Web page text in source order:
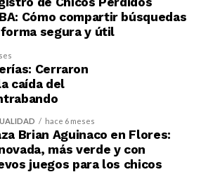
Cómo compartir búsquedas
segura y útil
Cerraron
caída del
hace 6 meses
Brian Aguinaco en Flores:
más verde y con
juegos para los chicos